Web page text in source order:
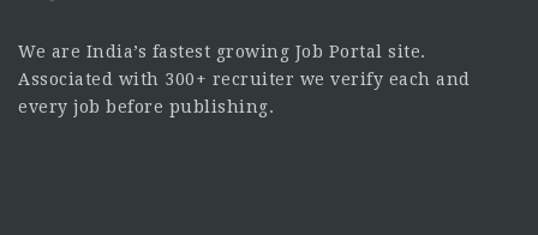
We are India’s fastest growing Job Portal site.
Associated with 300+ recruiter we verify each and
every job before publishing.